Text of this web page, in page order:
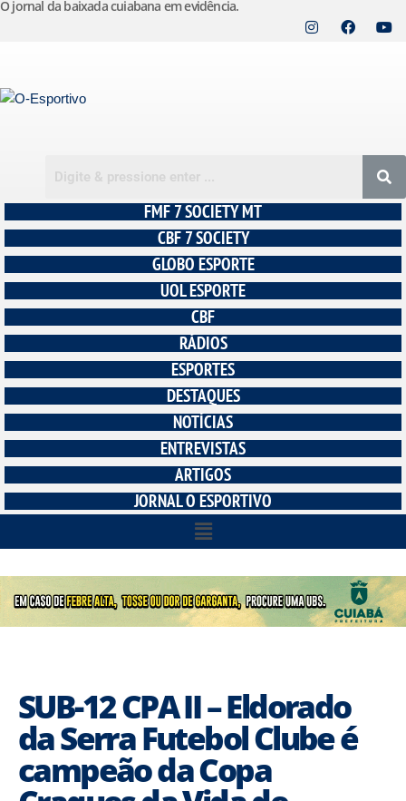
o
O jornal da baixada cuiabana em evidência.
FMF 7 SOCIETY MT
CBF 7 SOCIETY
GLOBO ESPORTE
UOL ESPORTE
CBF
RÁDIOS
ESPORTES
DESTAQUES
NOTÍCIAS
ENTREVISTAS
ARTIGOS
JORNAL O ESPORTIVO
SUB-12 CPA II – Eldorado
da Serra Futebol Clube é
campeão da Copa